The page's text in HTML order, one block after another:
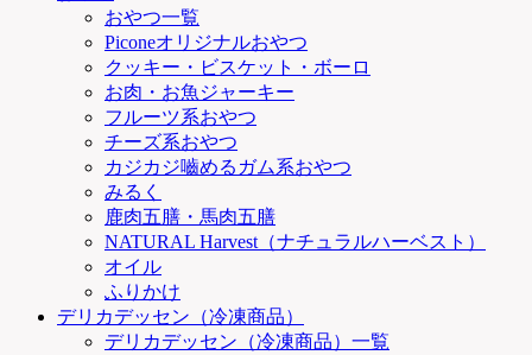
おやつ一覧
Piconeオリジナルおやつ
クッキー・ビスケット・ボーロ
お肉・お魚ジャーキー
フルーツ系おやつ
チーズ系おやつ
カジカジ嚙めるガム系おやつ
みるく
鹿肉五膳・馬肉五膳
NATURAL Harvest（ナチュラルハーベスト）
オイル
ふりかけ
デリカデッセン（冷凍商品）
デリカデッセン（冷凍商品）一覧